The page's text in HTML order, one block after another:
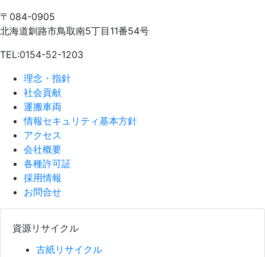
〒084-0905
北海道釧路市鳥取南5丁目11番54号
TEL:0154-52-1203
理念・指針
社会貢献
運搬車両
情報セキュリティ基本方針
アクセス
会社概要
各種許可証
採用情報
お問合せ
資源リサイクル
古紙リサイクル